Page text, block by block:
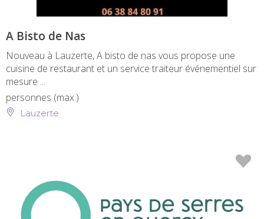
A Bisto de Nas
Nouveau à Lauzerte, A bisto de nas vous propose une
cuisine de restaurant et un service traiteur événementiel sur
mesure ...
personnes (max.)
Lauzerte